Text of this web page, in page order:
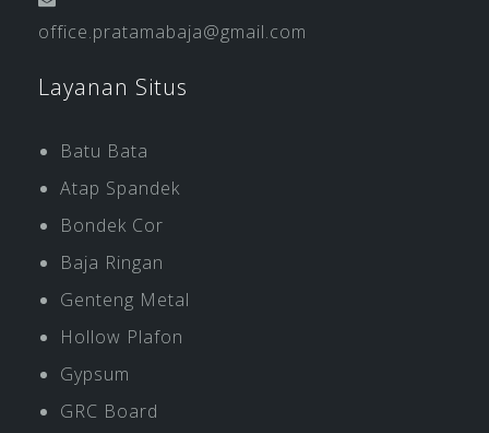
office.pratamabaja@gmail.com
Layanan Situs
Batu Bata
Atap Spandek
Bondek Cor
Baja Ringan
Genteng Metal
Hollow Plafon
Gypsum
GRC Board